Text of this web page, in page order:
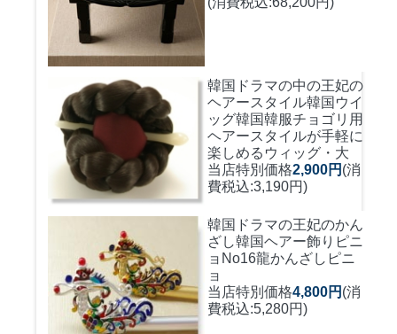
韓国ドラマの中の王妃の
ヘアースタイル韓国ウイ
ッグ韓国韓服チョゴリ用
ヘアースタイルが手軽に
楽しめるウィッグ・大
当店特別価格2,900円 (消
費税込:3,190円)
韓国ドラマの王妃のかん
ざし韓国ヘアー飾りピニ
ョNo16龍かんざしピニ
ョ
当店特別価格4,800円 (消
費税込:5,280円)